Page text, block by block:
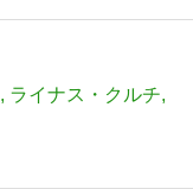
ライナス・クルチ